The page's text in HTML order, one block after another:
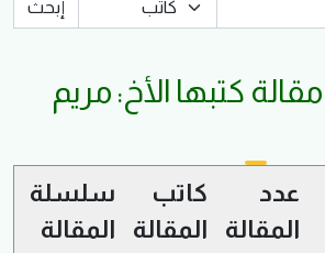
مقالة كتبها الأخ: مريم
عدد
المقالة
كاتب
المقالة
سلسلة
المقالة